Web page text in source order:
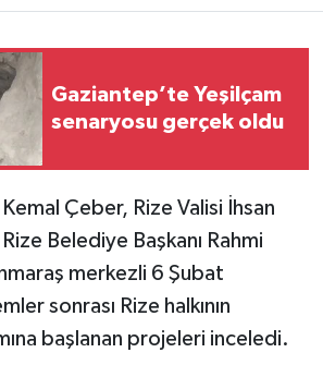
Gaziantep’te Yeşilçam
senaryosu gerçek oldu
Çeber, Rize Valisi İhsan
Belediye Başkanı Rahmi
merkezli 6 Şubat
sonrası Rize halkının
başlanan projeleri inceledi.